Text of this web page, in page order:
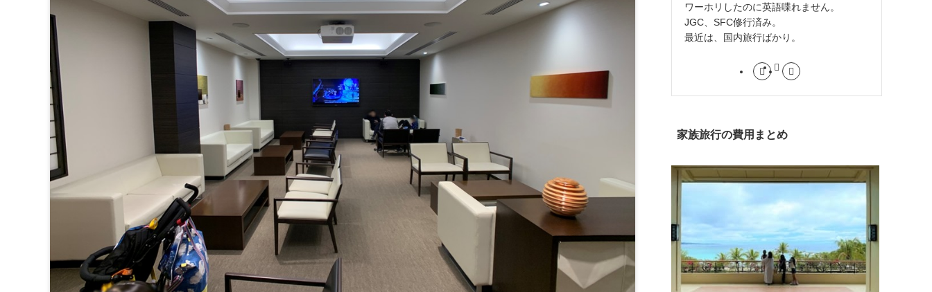
ワーホリしたのに英語喋れません。
JGC、SFC修行済み。
最近は、国内旅行ばかり。
家族旅行の費用まとめ